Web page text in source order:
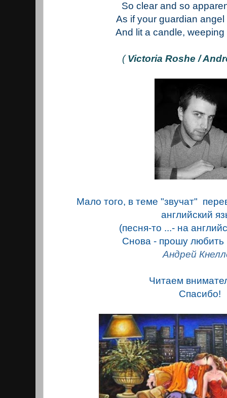
So clear and so
As if your guardian
And lit a candle,
(Victoria Roshe /
Мало того, в теме "звучат"
английский
(песня-то ...- на
Снова - прошу любить
Андрей
Читаем
Спасибо!